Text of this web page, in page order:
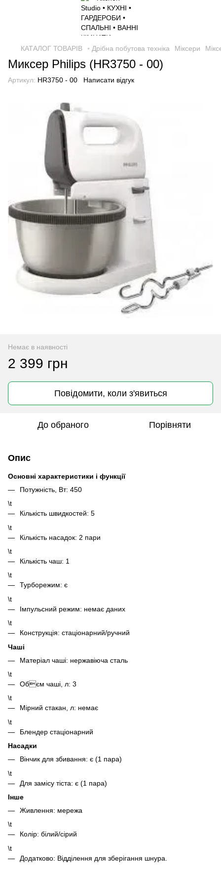
КАТАЛОГ ТОВАРІВ ◦ Дрібна побутова техніка Міксери
Миксер Philips (HR3750 - 00)
Артикул: HR3750 - 00 Написати відгук
Немає в наявності
2 399 грн
Повідомити, коли з'явиться
До обраного Порівняти
Опис
Основні характеристики і функції
Потужність, Вт: 450
\t
Кількість швидкостей: 5
\t
Кількість насадок: 2 пари
\t
Кількість чаш: 1
\t
Турборежим: є
\t
Імпульсний режим: немає даних
\t
Конструкція: стаціонарний/ручний
Чаші
Матеріал чаші: нержавіюча сталь
\t
Обєм чаші, л: 3
\t
Мірний стакан, л: немає
\t
Блендер стаціонарний
Насадки
Вінчик для збивання: є (1 пара)
\t
Для замісу тіста: є (1 пара)
Інше
Живлення: мережа
\t
Колір: білий/сірий
\t
Додатково: Відділення для зберігання шнура.